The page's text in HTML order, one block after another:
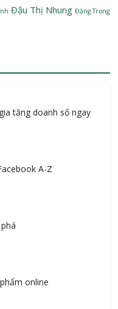
Đậu Thị Nhung Đặng Trọng
tăng doanh số ngay
A-Z
online